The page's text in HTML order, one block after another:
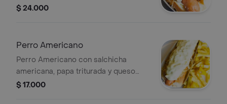
doble queso gratinado y papa
$ 24.000
Perro Americano
Perro Americano con salchicha
americana, papa triturada y queso
gratinado. Acompañado de papas
$ 17.000